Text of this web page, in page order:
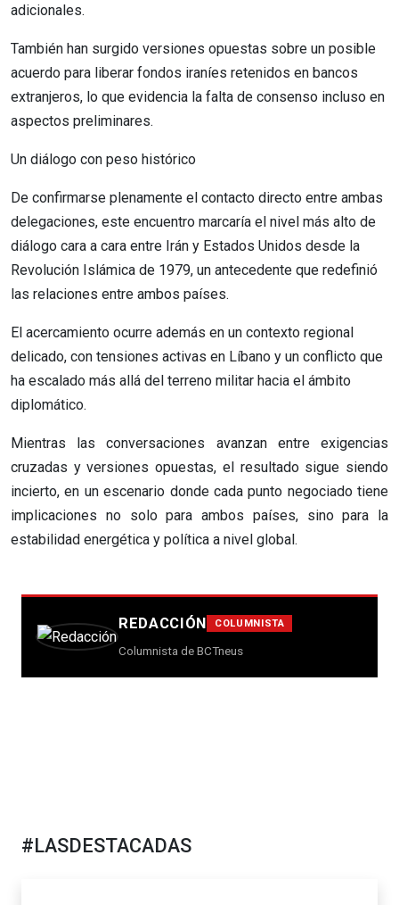
adicionales.
También han surgido versiones opuestas sobre un posible
acuerdo para liberar fondos iraníes retenidos en bancos
extranjeros, lo que evidencia la falta de consenso incluso en
aspectos preliminares.
Un diálogo con peso histórico
De confirmarse plenamente el contacto directo entre ambas
delegaciones, este encuentro marcaría el nivel más alto de
diálogo cara a cara entre Irán y Estados Unidos desde la
Revolución Islámica de 1979, un antecedente que redefinió
las relaciones entre ambos países.
El acercamiento ocurre además en un contexto regional
delicado, con tensiones activas en Líbano y un conflicto que
ha escalado más allá del terreno militar hacia el ámbito
diplomático.
Mientras las conversaciones avanzan entre exigencias
cruzadas y versiones opuestas, el resultado sigue siendo
incierto, en un escenario donde cada punto negociado tiene
implicaciones no solo para ambos países, sino para la
estabilidad energética y política a nivel global.
REDACCIÓN COLUMNISTA
Columnista de BCTneus
#LASDESTACADAS